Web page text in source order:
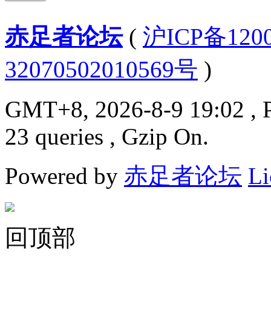
赤足者论坛( 沪ICP备
32070502010569号 )
GMT+8, 2026-8-9 19:02 ,
23 queries , Gzip On.
Powered by 赤足者论坛
回顶部